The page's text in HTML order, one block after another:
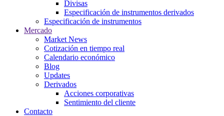
Divisas
Especificación de instrumentos derivados
Especificación de instrumentos
Mercado
Market News
Cotización en tiempo real
Calendario económico
Blog
Updates
Derivados
Acciones corporativas
Sentimiento del cliente
Contacto